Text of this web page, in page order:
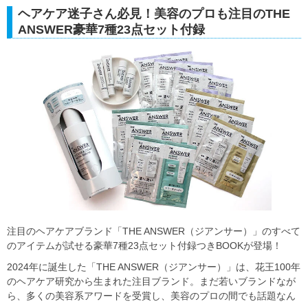
ヘアケア迷子さん必見！美容のプロも注目のTHE
ANSWER豪華7種23点セット付録
注目のヘアケアブランド「THE ANSWER（ジアンサー）」のすべて
のアイテムが試せる豪華7種23点セット付録つきBOOKが登場！
2024年に誕生した「THE ANSWER（ジアンサー）」は、花王100年
のヘアケア研究から生まれた注目ブランド。まだ若いブランドなが
ら、多くの美容系アワードを受賞し、美容のプロの間でも話題なん